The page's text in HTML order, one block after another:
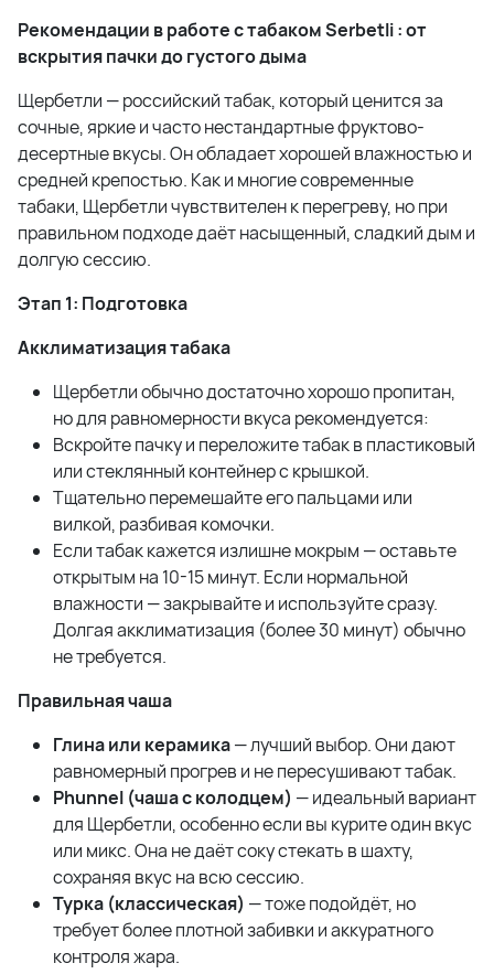
Рекомендации в работе с табаком Serbetli : от
вскрытия пачки до густого дыма
Щербетли — российский табак, который ценится за
сочные, яркие и часто нестандартные фруктово-
десертные вкусы. Он обладает хорошей влажностью и
средней крепостью. Как и многие современные
табаки, Щербетли чувствителен к перегреву, но при
правильном подходе даёт насыщенный, сладкий дым и
долгую сессию.
Этап 1: Подготовка
Акклиматизация табака
Щербетли обычно достаточно хорошо пропитан,
но для равномерности вкуса рекомендуется:
Вскройте пачку и переложите табак в пластиковый
или стеклянный контейнер с крышкой.
Тщательно перемешайте его пальцами или
вилкой, разбивая комочки.
Если табак кажется излишне мокрым — оставьте
открытым на 10-15 минут. Если нормальной
влажности — закрывайте и используйте сразу.
Долгая акклиматизация (более 30 минут) обычно
не требуется.
Правильная чаша
Глина или керамика— лучший выбор. Они дают
равномерный прогрев и не пересушивают табак.
Phunnel (чаша с колодцем) — идеальный вариант
для Щербетли, особенно если вы курите один вкус
или микс. Она не даёт соку стекать в шахту,
сохраняя вкус на всю сессию.
Турка (классическая) — тоже подойдёт, но
требует более плотной забивки и аккуратного
контроля жара.